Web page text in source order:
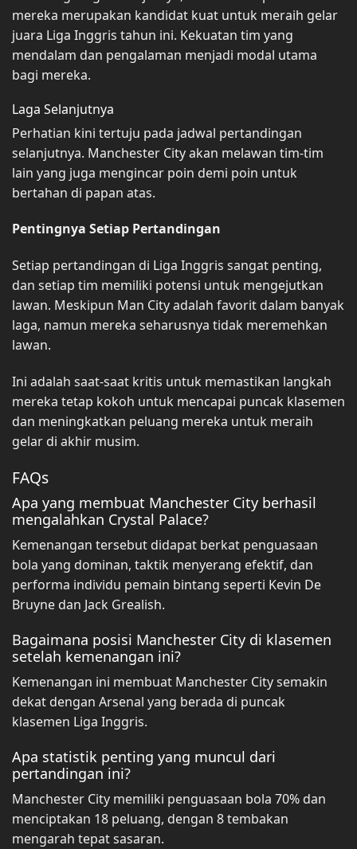
mereka merupakan kandidat kuat untuk meraih gelar
juara Liga Inggris tahun ini. Kekuatan tim yang
mendalam dan pengalaman menjadi modal utama
bagi mereka.
Laga Selanjutnya
Perhatian kini tertuju pada jadwal pertandingan
selanjutnya. Manchester City akan melawan tim-tim
lain yang juga mengincar poin demi poin untuk
bertahan di papan atas.
Pentingnya Setiap Pertandingan
Setiap pertandingan di Liga Inggris sangat penting,
dan setiap tim memiliki potensi untuk mengejutkan
lawan. Meskipun Man City adalah favorit dalam banyak
laga, namun mereka seharusnya tidak meremehkan
lawan.
Ini adalah saat-saat kritis untuk memastikan langkah
mereka tetap kokoh untuk mencapai puncak klasemen
dan meningkatkan peluang mereka untuk meraih
gelar di akhir musim.
FAQs
Apa yang membuat Manchester City berhasil
mengalahkan Crystal Palace?
Kemenangan tersebut didapat berkat penguasaan
bola yang dominan, taktik menyerang efektif, dan
performa individu pemain bintang seperti Kevin De
Bruyne dan Jack Grealish.
Bagaimana posisi Manchester City di klasemen
setelah kemenangan ini?
Kemenangan ini membuat Manchester City semakin
dekat dengan Arsenal yang berada di puncak
klasemen Liga Inggris.
Apa statistik penting yang muncul dari
pertandingan ini?
Manchester City memiliki penguasaan bola 70% dan
menciptakan 18 peluang, dengan 8 tembakan
mengarah tepat sasaran.